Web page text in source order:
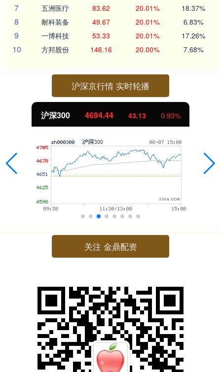
7 五洲医疗 83.62 20.01% 18.37%
8 耐科装备 49.67 20.01% 6.83%
9 一博科技 53.33 20.01% 17.26%
10 方邦股份 146.16 20.00% 7.68%
沪深京行情 实时轮播
北证50 1134.24
关注 金鼎配资